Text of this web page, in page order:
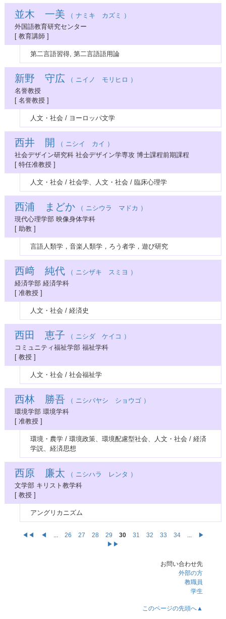
並木 一美 （ ナミキ カズミ ）
外国語教育研究センター
[ 教育講師 ]
第二言語習得, 第二言語語用論
新野 守広 （ ニイノ モリヒロ ）
名誉教授
[ 名誉教授 ]
人文・社会 / ヨーロッパ文学
西井 開
（ ニシイ カイ ）
社会デザイン研究科 社会デザイン学専攻 博士課程前期課程
[ 特任准教授 ]
人文・社会 / 社会学、人文・社会 / 臨床心理学
西浦 まどか （ ニシウラ マドカ ）
現代心理学部 映像身体学科
[ 助教 ]
言語人類学，音楽人類学，ろう者学，遊び研究
西﨑 純代 （ ニシザキ スミヨ ）
経済学部 経済学科
[ 准教授 ]
人文・社会 / 経済史
西田 恵子 （ ニシダ ケイコ ）
コミュニティ福祉学部 福祉学科
[ 教授 ]
人文・社会 / 社会福祉学
西林 勝吾 （ ニシバヤシ ショウゴ ）
環境学部 環境学科
[ 准教授 ]
環境・農学 / 環境政策、環境配慮型社会、人文・社会 / 経済
学説、経済思想
西原 廉太 （ ニシハラ レンタ ）
文学部 キリスト教学科
[ 教授 ]
アングリカニズム
◀◀ ◀ ... 26 27 28 29 30 31 32 33 34 ...
▶
▶▶
お問い合わせ先
外部の方
教職員
学生
このページの先頭へ▲